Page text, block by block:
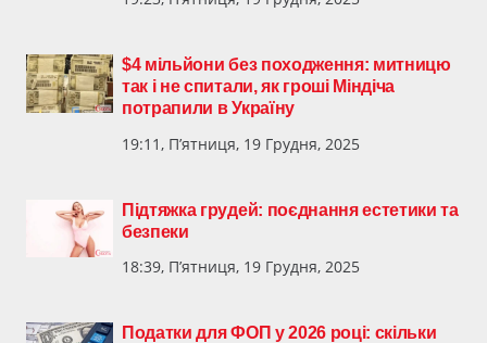
$4 мільйони без походження: митницю
так і не спитали, як гроші Міндіча
потрапили в Україну
19:11, П’ятниця, 19 Грудня, 2025
Підтяжка грудей: поєднання естетики та
безпеки
18:39, П’ятниця, 19 Грудня, 2025
Податки для ФОП у 2026 році: скільки